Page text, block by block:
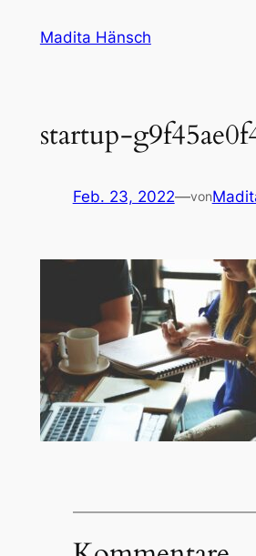
InhaltMadita Hänsch
startup-
Feb. 23, 2022—von